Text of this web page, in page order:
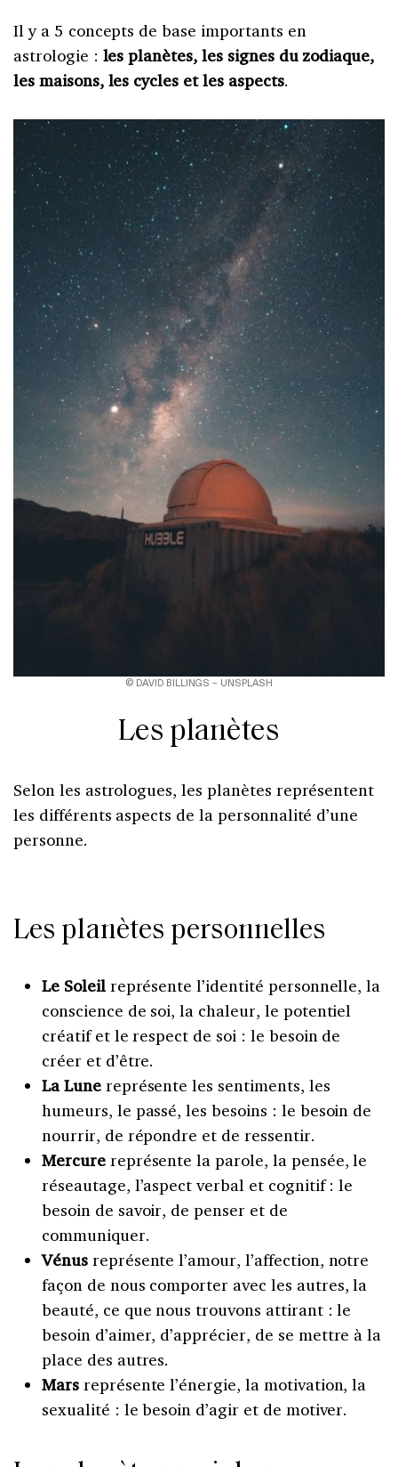
Il y a 5 concepts de base importants en
astrologie : les planètes, les signes du zodiaque,
les maisons, les cycles et les aspects.
© DAVID BILLINGS – UNSPLASH
Les planètes
Selon les astrologues, les planètes représentent
les différents aspects de la personnalité d’une
personne.
Les planètes personnelles
Le Soleilreprésente l’identité personnelle, la
conscience de soi, la chaleur, le potentiel
créatif et le respect de soi : le besoin de
créer et d’être.
La Lunereprésente les sentiments, les
humeurs, le passé, les besoins : le besoin de
nourrir, de répondre et de ressentir.
Mercurereprésente la parole, la pensée, le
réseautage, l’aspect verbal et cognitif : le
besoin de savoir, de penser et de
communiquer.
Vénusreprésente l’amour, l’affection, notre
façon de nous comporter avec les autres, la
beauté, ce que nous trouvons attirant : le
besoin d’aimer, d’apprécier, de se mettre à la
place des autres.
Marsreprésente l’énergie, la motivation, la
sexualité : le besoin d’agir et de motiver.